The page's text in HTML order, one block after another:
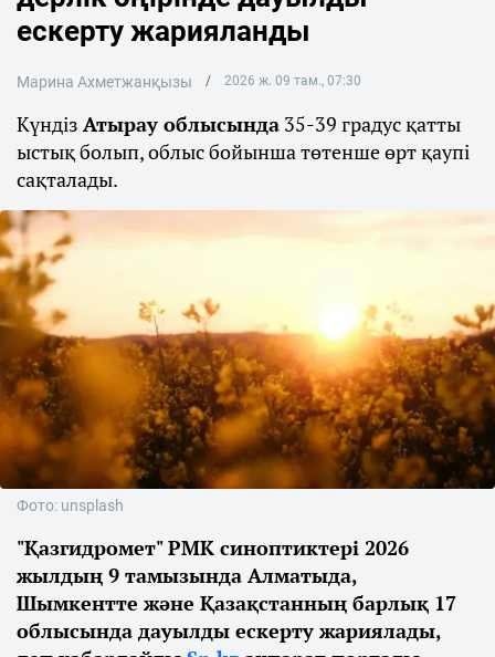
ескерту жарияланды
Марина Ахметжанқызы 2026 ж. 09 там., 07:30
Күндіз Атырау облысында 35-39 градус қатты
ыстық болып, облыс бойынша төтенше өрт қаупі
сақталады.
Фото: unsplash
"Қазгидромет" РМК синоптиктері 2026
жылдың 9 тамызында Алматыда,
Шымкентте және Қазақстанның барлық 17
облысында дауылды ескерту жариялады,